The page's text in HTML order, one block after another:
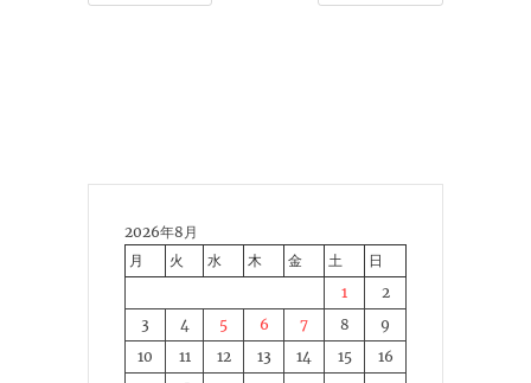
2026年8月
月
火 水 木 金 土
日
1
2
3
4 5 6 7 8
9
10
11 12 13 14 15
16